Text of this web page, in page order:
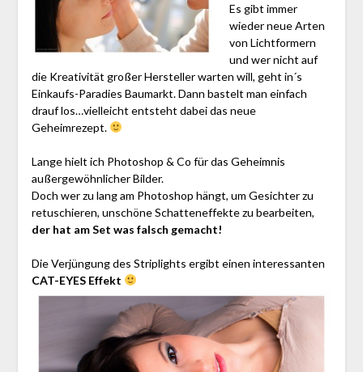
Es gibt immer
wieder neue Arten
von Lichtformern
und wer nicht auf
die Kreativität großer Hersteller warten will, geht in´s
Einkaufs-Paradies Baumarkt. Dann bastelt man einfach
drauf los…vielleicht entsteht dabei das neue
Geheimrezept.
Lange hielt ich Photoshop & Co für das Geheimnis
außergewöhnlicher Bilder.
Doch wer zu lang am Photoshop hängt, um Gesichter zu
retuschieren, unschöne Schatteneffekte zu bearbeiten,
der hat am Set was falsch gemacht!
Die Verjüngung des Striplights ergibt einen interessanten
CAT-EYES Effekt